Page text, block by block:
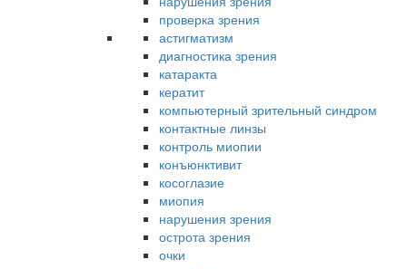
проверка зрения
астигматизм
диагностика зрения
катаракта
кератит
компьютерный зрительный синдром
контактные линзы
контроль миопии
конъюнктивит
косоглазие
миопия
нарушения зрения
острота зрения
очки